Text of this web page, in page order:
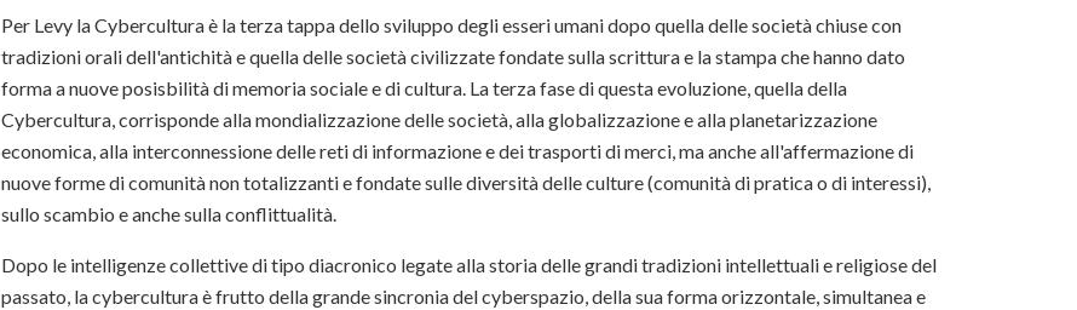
Per Levy la Cybercultura è la terza tappa dello sviluppo degli esseri umani dopo quella delle società chiuse con
tradizioni orali dell'antichità e quella delle società civilizzate fondate sulla scrittura e la stampa che hanno dato
forma a nuove posisbilità di memoria sociale e di cultura. La terza fase di questa evoluzione, quella della
Cybercultura, corrisponde alla mondializzazione delle società, alla globalizzazione e alla planetarizzazione
economica, alla interconnessione delle reti di informazione e dei trasporti di merci, ma anche all'affermazione di
nuove forme di comunità non totalizzanti e fondate sulle diversità delle culture (comunità di pratica o di interessi),
sullo scambio e anche sulla conflittualità.
Dopo le intelligenze collettive di tipo diacronico legate alla storia delle grandi tradizioni intellettuali e religiose del
passato, la cybercultura è frutto della grande sincronia del cyberspazio, della sua forma orizzontale, simultanea e